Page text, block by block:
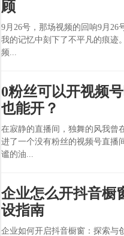
顾
9月26号，那场视频的回响9月26
我的记忆中刻下了不平凡的痕迹
频...
0粉丝可以开视频
也能开？
在寂静的直播间，独舞的风我曾
进了一个没有粉丝的视频号直播
谧的油...
企业怎么开抖音橱
设指南
企业如何开启抖音橱窗：探索与